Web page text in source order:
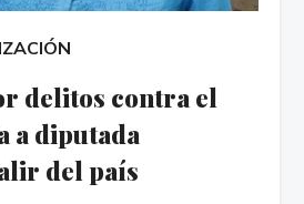
delitos contra el
a diputada
del país